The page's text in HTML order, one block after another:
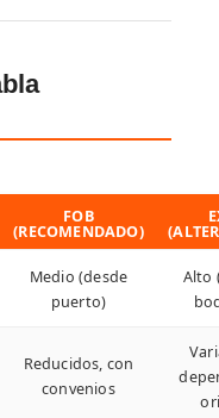
FOB
(RECOMENDADO)
Medio (desde
puerto)
Alto
Reducidos, con
convenios